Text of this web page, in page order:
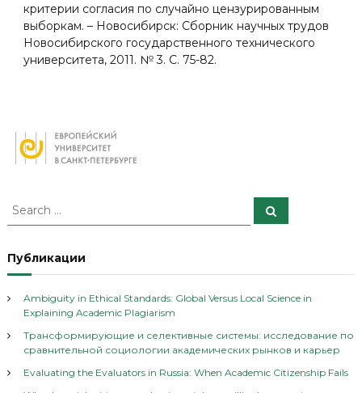
критерии согласия по случайно цензурированным
выборкам. – Новосибирск: Сборник научных трудов
Новосибирского государственного технического
университета, 2011. № 3. С. 75-82.
S
e
r
c
f
r
S
e
Публикации
Ambiguity in Ethical Standards: Global Versus Local Science in
Explaining Academic Plagiarism
Трансформирующие и селективные системы: исследование по
сравнительной социологии академических рынков и карьер
Evaluating the Evaluators in Russia: When Academic Citizenship Fails